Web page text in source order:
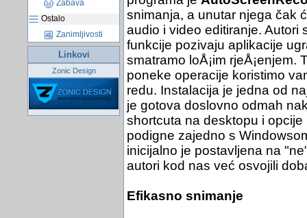
Zabava
Ostalo
Zanimljivosti
Linkovi
Zonic Design
snimanja, a unutar njega čak
audio i video editiranje. Autori
funkcije pozivaju aplikacije
smatramo loÅ¡im
poneke operacije koristimo
redu. Instalacija je jedna od
je gotova doslovno odmah
shortcuta na desktopu i
podigne zajedno s
inicijalno je postavljena na
autori kod nas već osvojili
Efikasno snimanje